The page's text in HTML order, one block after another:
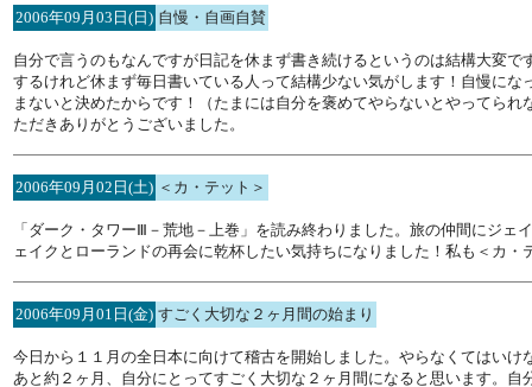
2006年09月03日(日) 自慢・自画自賛
自分で言うのもなんですが日記を休まず書き続けるというのは結構大変
するけれど休まず毎日書いている人って結構少ない気がします！自慢に
まないと決めたからです！（たまには自分を褒めてやらないとやってら
ただきありがとうございました。
2006年09月02日(土) ＜カ・テット＞
「ダーク・タワーⅢ－荒地－上巻」を読み終わりました。旅の仲間にジ
ェイクとローランドの再会に乾杯したい気持ちになりました！私も＜カ
2006年09月01日(金) すごく大切な２ヶ月間の始まり
今日から１１月の全日本に向けて稽古を開始しました。やらなくてはい
あと約２ヶ月、自分にとってすごく大切な２ヶ月間になると思います。